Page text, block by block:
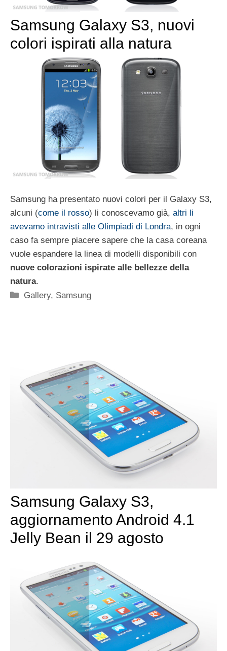
Samsung Galaxy S3, nuovi
colori ispirati alla natura
Samsung ha presentato nuovi colori per il Galaxy S3,
alcuni (come il rosso) li conoscevamo già, altri li
avevamo intravisti alle Olimpiadi di Londra, in ogni
caso fa sempre piacere sapere che la casa coreana
vuole espandere la linea di modelli disponibili con
nuove colorazioni ispirate alle bellezze della
natura.
Categorie
Gallery, Samsung
Samsung Galaxy S3,
aggiornamento Android 4.1
Jelly Bean il 29 agosto